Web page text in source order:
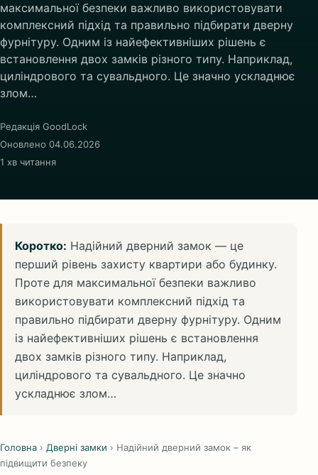
максимальної безпеки важливо використовувати
комплексний підхід та правильно підбирати дверну
фурнітуру. Одним із найефективніших рішень є
встановлення двох замків різного типу. Наприклад,
циліндрового та сувальдного. Це значно ускладнює
злом…
Редакція GoodLock
Оновлено 04.06.2026
1 хв читання
Коротко: Надійний дверний замок — це
перший рівень захисту квартири або будинку.
Проте для максимальної безпеки важливо
використовувати комплексний підхід та
правильно підбирати дверну фурнітуру. Одним
із найефективніших рішень є встановлення
двох замків різного типу. Наприклад,
циліндрового та сувальдного. Це значно
ускладнює злом…
Головна › Дверні замки › Надійний дверний замок – як
підвищити безпеку